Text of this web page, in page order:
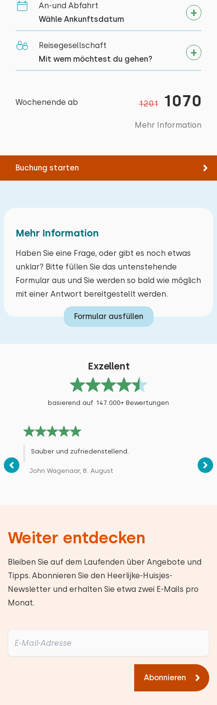
An-und Abfahrt
Wähle Ankunftsdatum
Reisegesellschaft
Mit wem möchtest du gehen?
Wochenende ab 1201 1070
Mehr Information
Buchung starten
Schlafzimmer
Boden:
Schlafplätze: 2
Bett: Einzel
Schlafzimmer
Boden:
1. Stock
Schlafplätze: 2
Bettdecke(n): Einzelbettdecke
Bett: Einzel
Abmessungen: 80 x 200
DuschKabine
Rad fahren
Schwimmen
Mehr Information
Haben Sie eine Frage, oder gibt es noch etwas
unklar? Bitte füllen Sie das untenstehende
Formular aus und Sie werden so bald wie möglich
mit einer Antwort bereitgestellt werden.
Formular ausfüllen
Alle Bewertungen
Exzellent
basierend auf 147.000+ Bewertungen
Sauber und zufriedenstellend.
John Wagenaar, 8. August
Weiter entdecken
Bleiben Sie auf dem Laufenden über Angebote und
Tipps. Abonnieren Sie den Heerlijke-Huisjes-
Newsletter und erhalten Sie etwa zwei E-Mails pro
Monat.
Abonnieren